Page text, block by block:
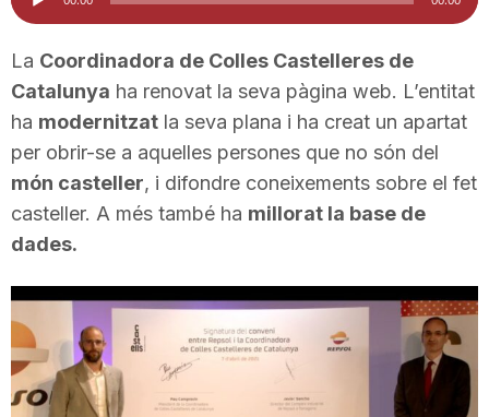
i
u
a
t
d'àudio
La Coordinadora de Colles Castelleres de
Catalunya ha renovat la seva pàgina web. L’entitat
ha modernitzat la seva plana i ha creat un apartat
per obrir-se a aquelles persones que no són del
món casteller, i difondre coneixements sobre el fet
casteller. A més també ha millorat la base de
dades.